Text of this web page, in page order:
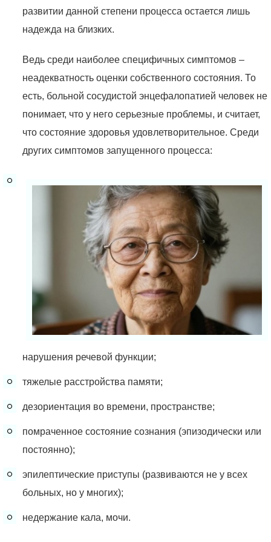
развитии данной степени процесса остается лишь
надежда на близких.
Ведь среди наиболее специфичных симптомов –
неадекватность оценки собственного состояния. То
есть, больной сосудистой энцефалопатией человек не
понимает, что у него серьезные проблемы, и считает,
что состояние здоровья удовлетворительное. Среди
других симптомов запущенного процесса:
нарушения речевой функции;
тяжелые расстройства памяти;
дезориентация во времени, пространстве;
помраченное состояние сознания (эпизодически или
постоянно);
эпилептические приступы (развиваются не у всех
больных, но у многих);
недержание кала, мочи.